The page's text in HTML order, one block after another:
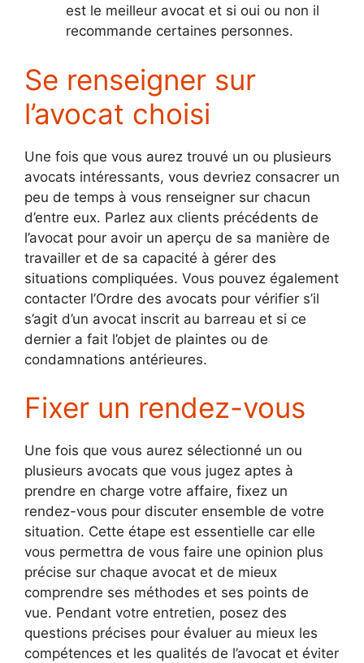
est le meilleur avocat et si oui ou non il
recommande certaines personnes.
Se renseigner sur
l’avocat choisi
Une fois que vous aurez trouvé un ou plusieurs
avocats intéressants, vous devriez consacrer un
peu de temps à vous renseigner sur chacun
d’entre eux. Parlez aux clients précédents de
l’avocat pour avoir un aperçu de sa manière de
travailler et de sa capacité à gérer des
situations compliquées. Vous pouvez également
contacter l’Ordre des avocats pour vérifier s’il
s’agit d’un avocat inscrit au barreau et si ce
dernier a fait l’objet de plaintes ou de
condamnations antérieures.
Fixer un rendez-vous
Une fois que vous aurez sélectionné un ou
plusieurs avocats que vous jugez aptes à
prendre en charge votre affaire, fixez un
rendez-vous pour discuter ensemble de votre
situation. Cette étape est essentielle car elle
vous permettra de vous faire une opinion plus
précise sur chaque avocat et de mieux
comprendre ses méthodes et ses points de
vue. Pendant votre entretien, posez des
questions précises pour évaluer au mieux les
compétences et les qualités de l’avocat et éviter